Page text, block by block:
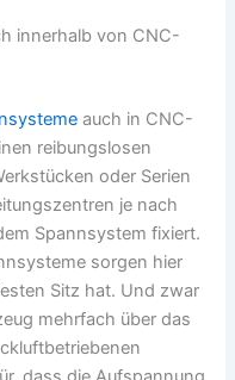
innerhalb von CNC-
auch in CNC-
reibungslosen
oder Serien
je nach
Spannsystem fixiert.
sorgen hier
Sitz hat. Und zwar
mehrfach über das